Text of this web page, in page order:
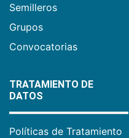
Semilleros
Grupos
Convocatorias
TRATAMIENTO DE
DATOS
Políticas de Tratamiento